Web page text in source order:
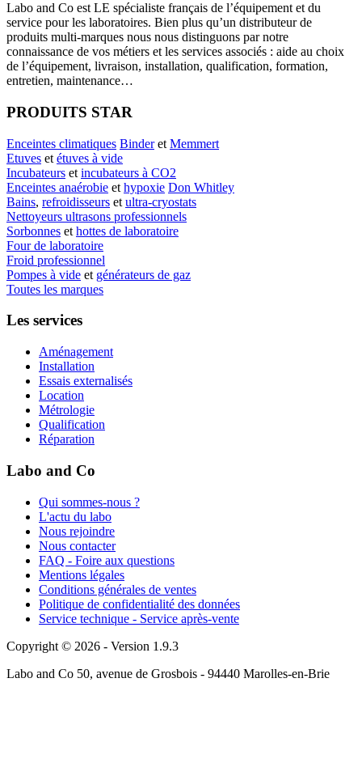
Labo and Co est LE spécialiste français de l’équipement et du
service pour les laboratoires. Bien plus qu’un distributeur de
produits multi-marques nous nous distinguons par notre
connaissance de vos métiers et les services associés : aide au choix
de l’équipement, livraison, installation, qualification, formation,
entretien, maintenance…
PRODUITS STAR
Enceintes climatiques Binderet Memmert
Etuves et étuves à vide
Incubateurs et incubateurs à CO2
Enceintes anaérobie et hypoxie Don Whitley
Bains, refroidisseurs et ultra-cryostats
Nettoyeurs ultrasons professionnels
Sorbonnes et hottes de laboratoire
Four de laboratoire
Froid professionnel
Pompes à vide et générateurs de gaz
Toutes les marques
Les services
Aménagement
Installation
Essais externalisés
Location
Métrologie
Qualification
Réparation
Labo and Co
Qui sommes-nous ?
L'actu du labo
Nous rejoindre
Nous contacter
FAQ - Foire aux questions
Mentions légales
Conditions générales de ventes
Politique de confidentialité des données
Service technique - Service après-vente
Copyright © 2026 - Version 1.9.3
Labo and Co 50, avenue de Grosbois - 94440 Marolles-en-Brie